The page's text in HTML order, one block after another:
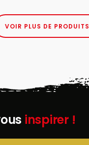
VOIR PLUS DE PRODUITS
inspirer !